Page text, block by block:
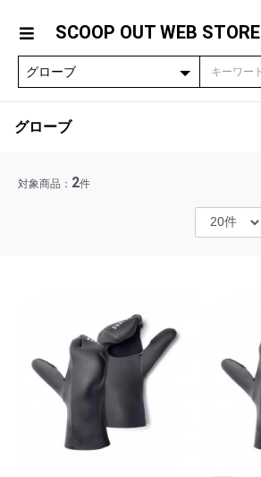
SCOOP OUT WEB STORE
グローブ
対象商品： 2件